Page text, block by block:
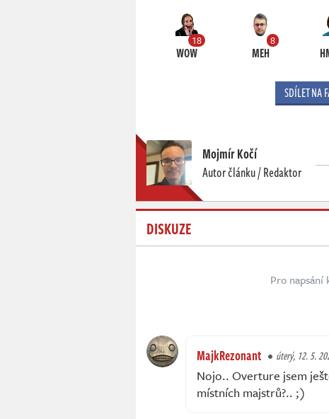
18
WOW
8
MEH
SDÍLET NA
Mojmír Kočí
Autor článku / Redaktor
DISKUZE
Pro napsání
MajkRezonant úterý, 12. 5.
Nojo.. Overture jsem
místních majstrů?.. ;)